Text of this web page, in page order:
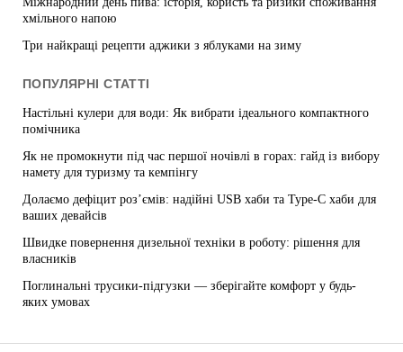
хмільного напою
Три найкращі рецепти аджики з яблуками на зиму
ПОПУЛЯРНІ СТАТТІ
Настільні кулери для води: Як вибрати ідеального компактного
помічника
Як не промокнути під час першої ночівлі в горах: гайд із вибору
намету для туризму та кемпінгу
Долаємо дефіцит роз’ємів: надійні USB хаби та Type-C хаби для
ваших девайсів
Швидке повернення дизельної техніки в роботу: рішення для
власників
Поглинальні трусики-підгузки — зберігайте комфорт у будь-
яких умовах